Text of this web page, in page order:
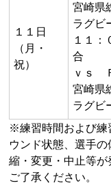
１１日
（月・
祝）
宮崎県
ラグビ
１１
合
ｖｓ
宮崎県
ラグビ
※練習時間および練
ウンド状態、選手
縮・変更・中止等
ご了承ください。